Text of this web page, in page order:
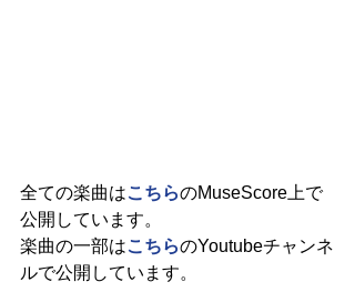
全ての楽曲はこちらのMuseScore上で
公開しています。
楽曲の一部はこちらのYoutubeチャンネ
ルで公開しています。